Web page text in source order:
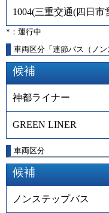
1004(三重交通(四日市
*：運行中
車両区分「連節バス（ノ
候補
神都ライナー
GREEN LINER
車両区分
候補
ノンステップバス